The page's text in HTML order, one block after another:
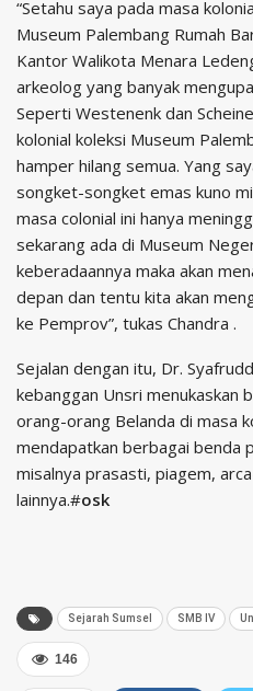
“Setahu saya pada masa
Museum Palembang Rumah
Kantor Walikota Menara
arkeolog yang banyak
Seperti Westenenk dan
kolonial koleksi Museum
hamper hilang semua. Yang
songket-songket emas kuno
masa colonial ini hanya
sekarang ada di Museum
keberadaannya maka akan
depan dan tentu kita akan
ke Pemprov”, tukas Chandra .
Sejalan dengan itu, Dr.
kebanggan Unsri menukaskan
orang-orang Belanda di masa
mendapatkan berbagai benda
misalnya prasasti, piagem,
lainnya.#osk
Sejarah Sumsel SMB IV
146